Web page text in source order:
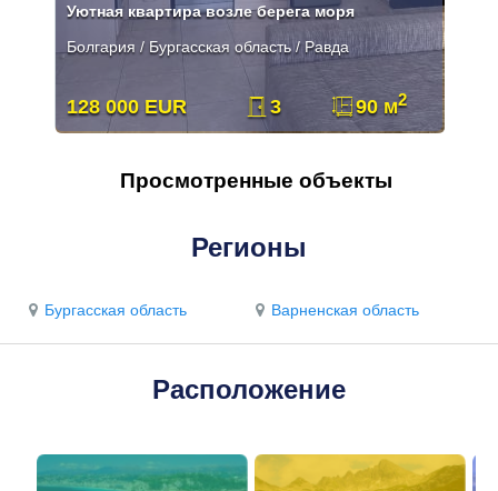
Уютная квартира возле берега моря
Болгария / Бургасская область / Равда
128 000 EUR 3 90 м2
Просмотренные объекты
Регионы
Бургасская область Варненская область
Расположение